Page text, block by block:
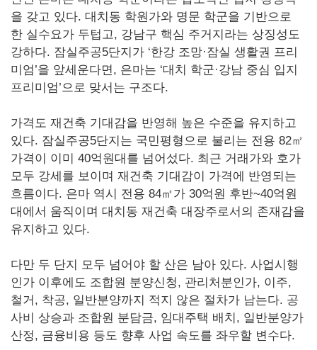
을 갖고 있다. 대치동 학원가와 명문 학군을 기반으로
한 실수요가 두텁고, 강남구 핵심 주거지라는 상징성도
강하다. 잠실주공5단지가 ‘한강 조망·잠실 생활권 프리
미엄’을 앞세운다면, 은마는 ‘대치 학군·강남 중심 입지
프리미엄’으로 맞서는 구조다.
가격도 재건축 기대감을 반영해 높은 수준을 유지하고
있다. 잠실주공5단지는 국민평형으로 불리는 전용 82㎡
가격이 이미 40억원대를 넘어섰다. 최근 거래가와 호가
모두 강세를 보이며 재건축 기대감이 가격에 반영되는
흐름이다. 은마 역시 전용 84㎡가 30억원 후반~40억원
대에서 움직이며 대치동 재건축 대장주로서의 존재감을
유지하고 있다.
다만 두 단지 모두 넘어야 할 산은 남아 있다. 사업시행
인가 이후에도 조합원 분양신청, 관리처분인가, 이주,
철거, 착공, 일반분양까지 적지 않은 절차가 남는다. 공
사비 상승과 조합원 분담금, 임대주택 배치, 일반분양가
산정, 금융비용 등도 향후 사업 속도를 좌우할 변수다.